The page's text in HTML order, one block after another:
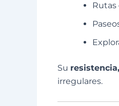
Rutas
Su
irregulares.